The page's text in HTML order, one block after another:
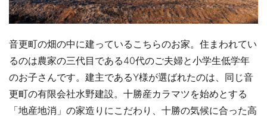
音更町の畑の中に建っているこちらのお家。住まわれてい
るのは農家の三代目である40代のご夫婦と小学生低学年
のお子さんです。建主であるY様が選ばれたのは、同じ音
更町の有限会社水野建設。十勝産カラマツを始めとする
「地産地消」の家造りにこだわり、十勝の気候に合った高